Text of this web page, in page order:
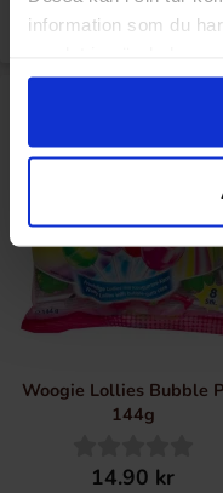
information som du
Woogie Lollies Bubble
144g
14.90 kr